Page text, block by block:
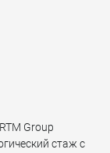
Group
стаж с